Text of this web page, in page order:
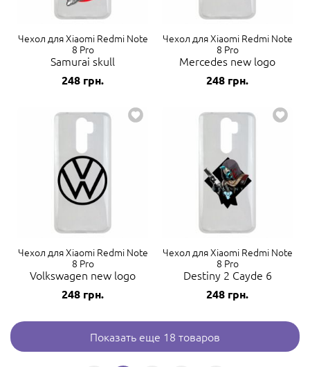
Чехол для Xiaomi Redmi Note
8 Pro
Samurai skull
248 грн.
Чехол для Xiaomi Redmi Note
8 Pro
Mercedes new logo
248 грн.
Чехол для Xiaomi Redmi Note
8 Pro
Volkswagen new logo
248 грн.
Чехол для Xiaomi Redmi Note
8 Pro
Destiny 2 Cayde 6
248 грн.
Показать еще 18 товаров